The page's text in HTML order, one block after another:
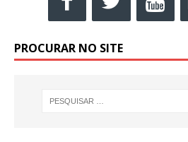
PROCURAR NO SITE